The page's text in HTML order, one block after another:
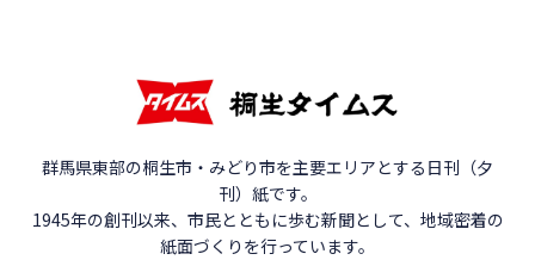
群馬県東部の桐生市・みどり市を主要エリアとする日刊（夕
刊）紙です。
1945年の創刊以来、市民とともに歩む新聞として、地域密着の
紙面づくりを行っています。